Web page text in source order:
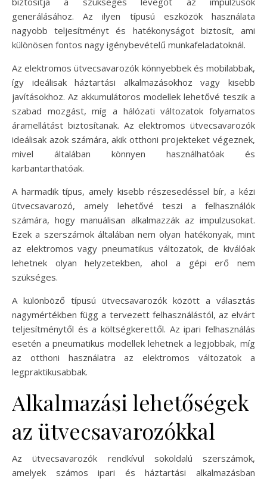
generálásához. Az ilyen típusú eszközök használata
nagyobb teljesítményt és hatékonyságot biztosít, ami
különösen fontos nagy igénybevételű munkafeladatoknál.
Az elektromos ütvecsavarozók könnyebbek és mobilabbak,
így ideálisak háztartási alkalmazásokhoz vagy kisebb
javításokhoz. Az akkumulátoros modellek lehetővé teszik a
szabad mozgást, míg a hálózati változatok folyamatos
áramellátást biztosítanak. Az elektromos ütvecsavarozók
ideálisak azok számára, akik otthoni projekteket végeznek,
mivel általában könnyen használhatóak és
karbantarthatóak.
A harmadik típus, amely kisebb részesedéssel bír, a kézi
ütvecsavarozó, amely lehetővé teszi a felhasználók
számára, hogy manuálisan alkalmazzák az impulzusokat.
Ezek a szerszámok általában nem olyan hatékonyak, mint
az elektromos vagy pneumatikus változatok, de kiválóak
lehetnek olyan helyzetekben, ahol a gépi erő nem
szükséges.
A különböző típusú ütvecsavarozók között a választás
nagymértékben függ a tervezett felhasználástól, az elvárt
teljesítménytől és a költségkerettől. Az ipari felhasználás
esetén a pneumatikus modellek lehetnek a legjobbak, míg
az otthoni használatra az elektromos változatok a
legpraktikusabbak.
Alkalmazási lehetőségek
az ütvecsavarozókkal
Az ütvecsavarozók rendkívül sokoldalú szerszámok,
amelyek számos ipari és háztartási alkalmazásban